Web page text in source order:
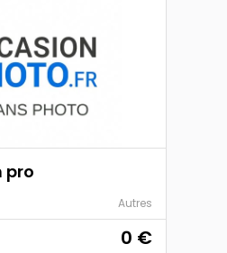
pro
Autres
0 €